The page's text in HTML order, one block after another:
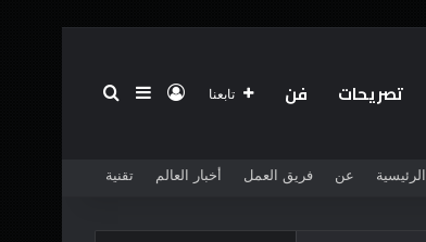
تصريحات فن تابعنا تسجيل الدخول
إضافة عمود جانبي
الرئيسية عن فريق العمل أخبار العالم تقنية